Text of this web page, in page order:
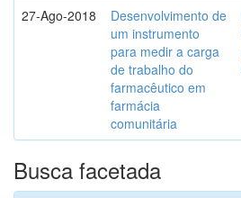
27-Ago-2018
Desenvolvimento de
um instrumento
para medir a carga
de trabalho do
farmacêutico em
farmácia
comunitária
Busca facetada